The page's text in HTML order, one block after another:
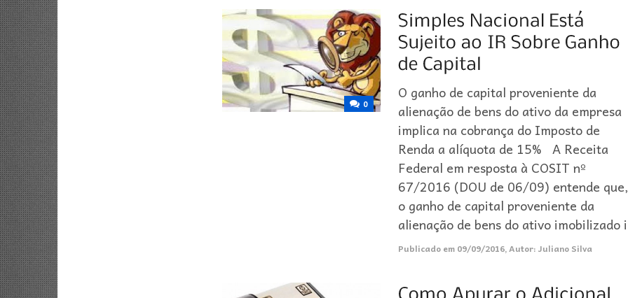
0
O ganho de capital proveniente da
alienação de bens do ativo da empresa
implica na cobrança do Imposto de
Renda a alíquota de 15% A Receita
Federal em resposta à COSIT nº
67/2016 (DOU de 06/09) entende
o ganho de capital proveniente da
alienação de bens do ativo imobilizado
Publicado em 09/09/2016,Autor:Juliano Silva